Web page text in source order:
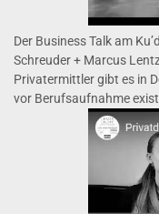
Der Business Talk am
Schreuder + Marcus
Privatermittler gibt es in
vor Berufsaufnahme